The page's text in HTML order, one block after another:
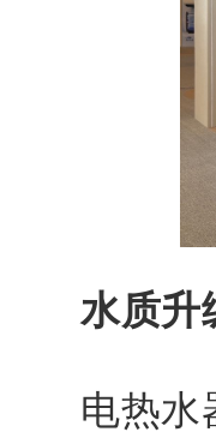
水质升
电热水器